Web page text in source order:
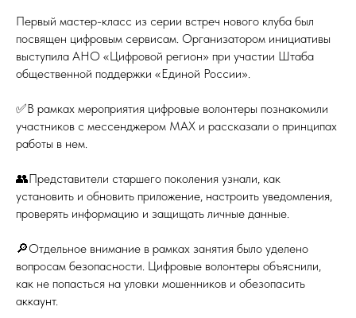
Первый мастер-класс из серии встреч нового клуба был
посвящен цифровым сервисам. Организатором инициативы
выступила АНО «Цифровой регион» при участии Штаба
общественной поддержки «Единой России».
✅В рамках мероприятия цифровые волонтеры познакомили
участников с мессенджером MAX и рассказали о принципах
работы в нем.
👥Представители старшего поколения узнали, как
установить и обновить приложение, настроить уведомления,
проверять информацию и защищать личные данные.
🔎Отдельное внимание в рамках занятия было уделено
вопросам безопасности. Цифровые волонтеры объяснили,
как не попасться на уловки мошенников и обезопасить
аккаунт.